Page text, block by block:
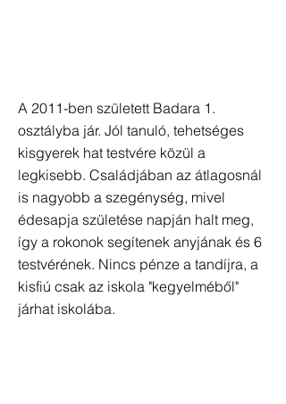
A 2011-ben született Badara 1.
osztályba jár. Jól tanuló, tehetséges
kisgyerek hat testvére közül a
legkisebb. Családjában az átlagosnál
is nagyobb a szegénység, mivel
édesapja születése napján halt meg,
így a rokonok segítenek anyjának és 6
testvérének. Nincs pénze a tandíjra, a
kisfiú csak az iskola "kegyelméből"
járhat iskolába.